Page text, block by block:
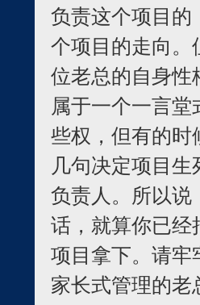
负责这个项目的
个项目的走向。
位老总的自身性
属于一个一言
些权，但有的时
几句决定项目
负责人。所以说
话，就算你已经
项目拿下。请牢
家长式管理的老